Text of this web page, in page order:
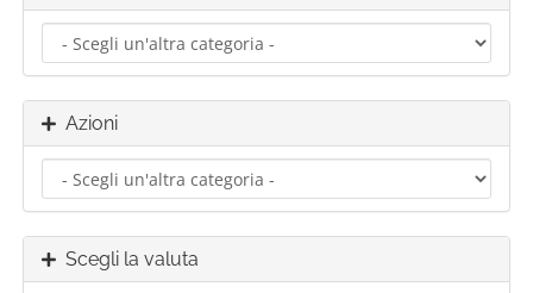
Azioni
Scegli la valuta